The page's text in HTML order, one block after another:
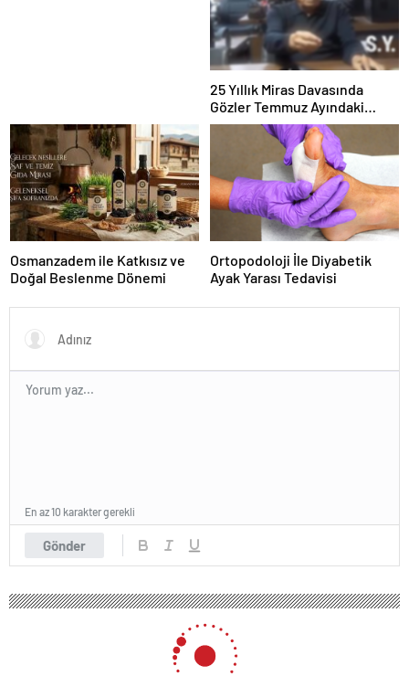
25 Yıllık Miras Davasında
Gözler Temmuz Ayındaki
Karar Duruşmasına Çevrildi
Osmanzadem ile Katkısız ve
Doğal Beslenme Dönemi
Ortopodoloji İle Diyabetik
Ayak Yarası Tedavisi
Gönder
En az 10 karakter gerekli